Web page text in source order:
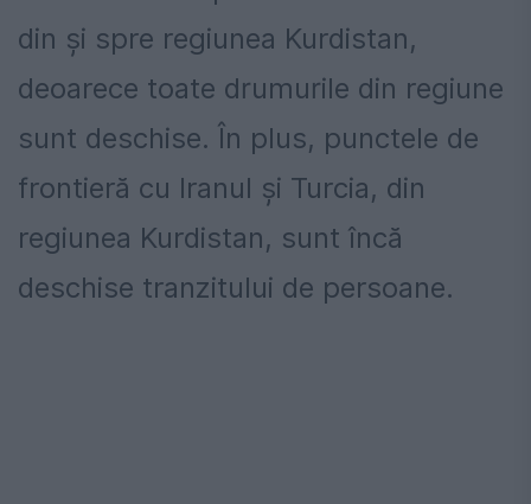
din și spre regiunea Kurdistan,
deoarece toate drumurile din regiune
sunt deschise. În plus, punctele de
frontieră cu Iranul și Turcia, din
regiunea Kurdistan, sunt încă
deschise tranzitului de persoane.